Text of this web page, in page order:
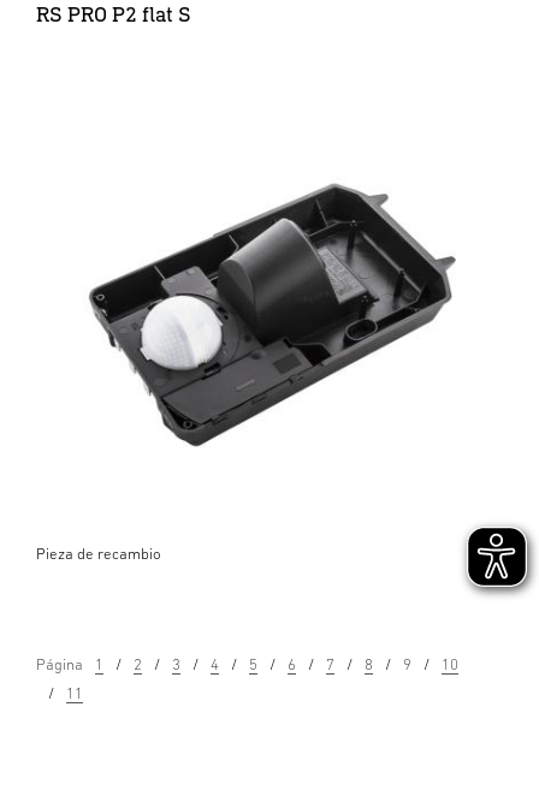
RS PRO P2 flat S
Pieza de recambio
Página 1 2 3 4 5 6 7 8 9
10
11